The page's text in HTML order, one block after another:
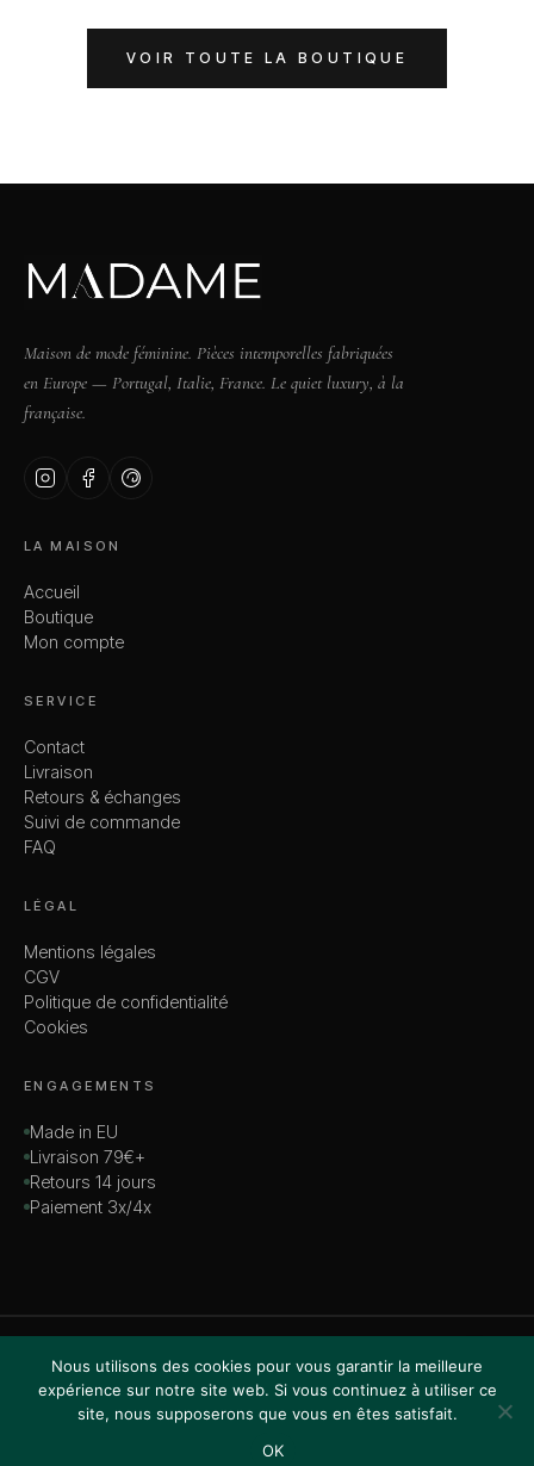
Recherche
VOIR TOUTE LA BOUTIQUE
Maison de mode féminine. Pièces intemporelles fabriquées
en Europe — Portugal, Italie, France. Le quiet luxury, à la
française.
LA MAISON
Accueil
Boutique
Mon compte
SERVICE
Contact
Livraison
Retours & échanges
Suivi de commande
FAQ
LÉGAL
Mentions légales
CGV
Politique de confidentialité
Cookies
ENGAGEMENTS
Made in EU
Livraison 79€+
Retours 14 jours
Paiement 3x/4x
VISA · MASTERCARD · AMEX · PAYPAL
Nous utilisons des cookies pour vous garantir la meilleure
expérience sur notre site web. Si vous continuez à utiliser ce
site, nous supposerons que vous en êtes satisfait.
OK